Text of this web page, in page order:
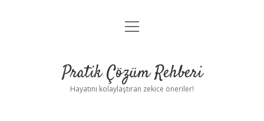
Anasayfa
Yasal Uyarı
menüyü
Pratik Çözüm Rehberi
Hayatını kolaylaştıran zekice öneriler!